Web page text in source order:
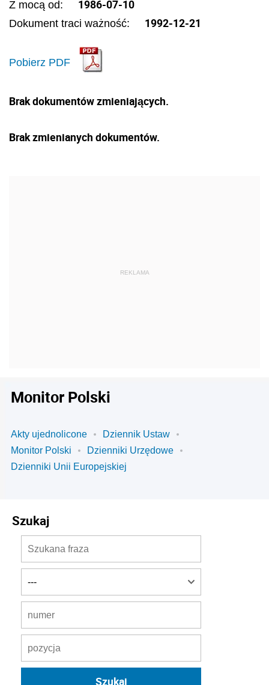
Z mocą od: 1986-07-10
Dokument traci ważność: 1992-12-21
Pobierz PDF
Brak dokumentów zmieniających.
Brak zmienianych dokumentów.
Monitor Polski
Akty ujednolicone
Dziennik Ustaw
Monitor Polski
Dzienniki Urzędowe
Dzienniki Unii Europejskiej
Szukaj